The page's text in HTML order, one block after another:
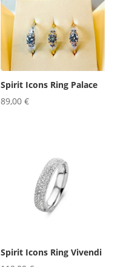
Spirit Icons Ring Palace
89,00€
Spirit Icons Ring Vivendi